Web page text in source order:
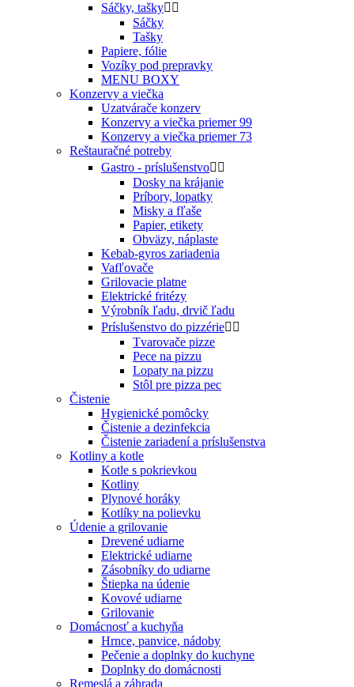
Sáčky, tašky 
Sáčky
Tašky
Papiere, fólie
Vozíky pod prepravky
MENU BOXY
Konzervy a viečka
Uzatvárače konzerv
Konzervy a viečka priemer 99
Konzervy a viečka priemer 73
Reštauračné potreby
Gastro - príslušenstvo 
Dosky na krájanie
Príbory, lopatky
Misky a fľaše
Papier, etikety
Obväzy, náplaste
Kebab-gyros zariadenia
Vafľovače
Grilovacie platne
Elektrické fritézy
Výrobník ľadu, drvič ľadu
Príslušenstvo do pizzérie 
Tvarovače pizze
Pece na pizzu
Lopaty na pizzu
Stôl pre pizza pec
Čistenie
Hygienické pomôcky
Čistenie a dezinfekcia
Čistenie zariadení a príslušenstva
Kotliny a kotle
Kotle s pokrievkou
Kotliny
Plynové horáky
Kotlíky na polievku
Údenie a grilovanie
Drevené udiarne
Elektrické udiarne
Zásobníky do udiarne
Štiepka na údenie
Kovové udiarne
Grilovanie
Domácnosť a kuchyňa
Hrnce, panvice, nádoby
Pečenie a doplnky do kuchyne
Doplnky do domácnosti
Remeslá a záhrada